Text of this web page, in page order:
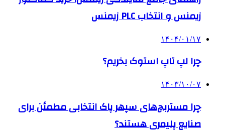
زیمنس و انتخاب PLC زیمنس
۱۴۰۴/۰۱/۱۷
چرا لپ تاپ استوک بخریم؟
۱۴۰۳/۱۰/۰۷
چرا مستربچ‌های سپهر پاک انتخابی مطمئن برای
صنایع پلیمری هستند؟